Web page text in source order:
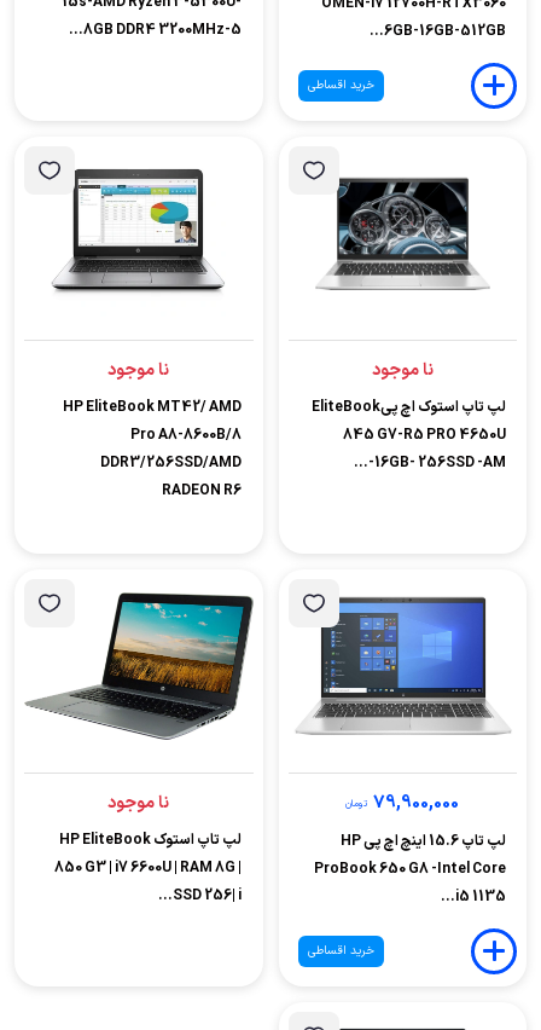
6GB-16GB-512GB...
خرید اقساطی
8GB DDR4 3200MHz-5...
نا موجود
لپ تاپ استوک اچ پیEliteBook
845 G7-R5 PRO 4650U
-16GB- 256SSD -AM...
نا موجود
HP EliteBook MT42/ AMD
Pro A8-8600B/8
DDR3/256SSD/AMD
RADEON R6
79,900,000 تومان
لپ تاپ 15.6 اینچ اچ پی HP
ProBook 650 G8 -Intel Core
i5 1135...
خرید اقساطی
نا موجود
لپ تاپ استوک HP EliteBook
850 G3 | i7 6600U | RAM 8G |
SSD 256| i...